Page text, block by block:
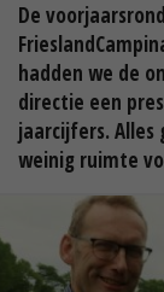
De
hadden we de
directie een
jaarcijfers. Alles
weinig ruimte